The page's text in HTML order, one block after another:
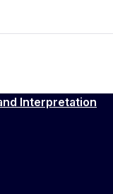
Interpretation